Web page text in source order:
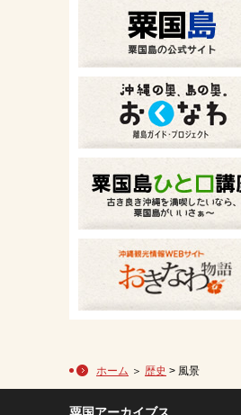
ホーム ＞ 歴史 > 風景